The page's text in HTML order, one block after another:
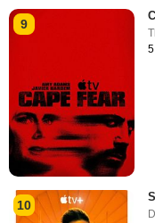
9
10